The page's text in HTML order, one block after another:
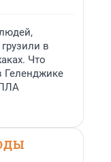
в
Что
Геленджике